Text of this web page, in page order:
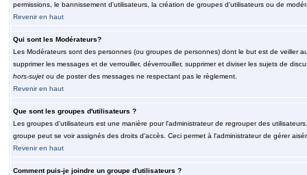
permissions, le bannissement d'utilisateurs, la création de groupes d'utilisateurs ou de
Revenir en haut
Qui sont les Modérateurs?
Les Modérateurs sont des personnes (ou groupes de personnes) dont le but est de veiller
supprimer les messages et de verrouiller, déverrouiller, supprimer et diviser les sujets de
hors-sujetou de poster des messages ne respectant pas le règlement.
Revenir en haut
Que sont les groupes d'utilisateurs ?
Les groupes d'utilisateurs est une manière pour l'administrateur de regrouper des
groupe peut se voir assignés des droits d'accès. Ceci permet à l'administrateur de gérer
Revenir en haut
Comment puis-je joindre un groupe d'utilisateurs ?